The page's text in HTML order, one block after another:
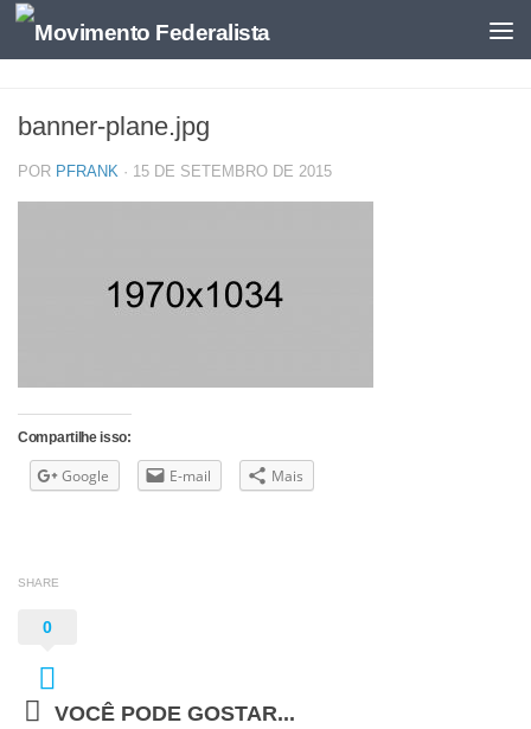
banner-plane.jpg
POR PFRANK · 15 DE SETEMBRO DE 2015
Compartilhe isso:
Google E-mail Mais
SHARE
0
VOCÊ PODE GOSTAR...